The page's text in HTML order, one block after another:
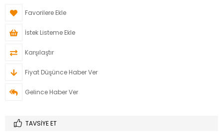
Favorilere Ekle
İstek Listeme Ekle
Karşılaştır
Fiyat Düşünce Haber Ver
Gelince Haber Ver
TAVSIYE ET